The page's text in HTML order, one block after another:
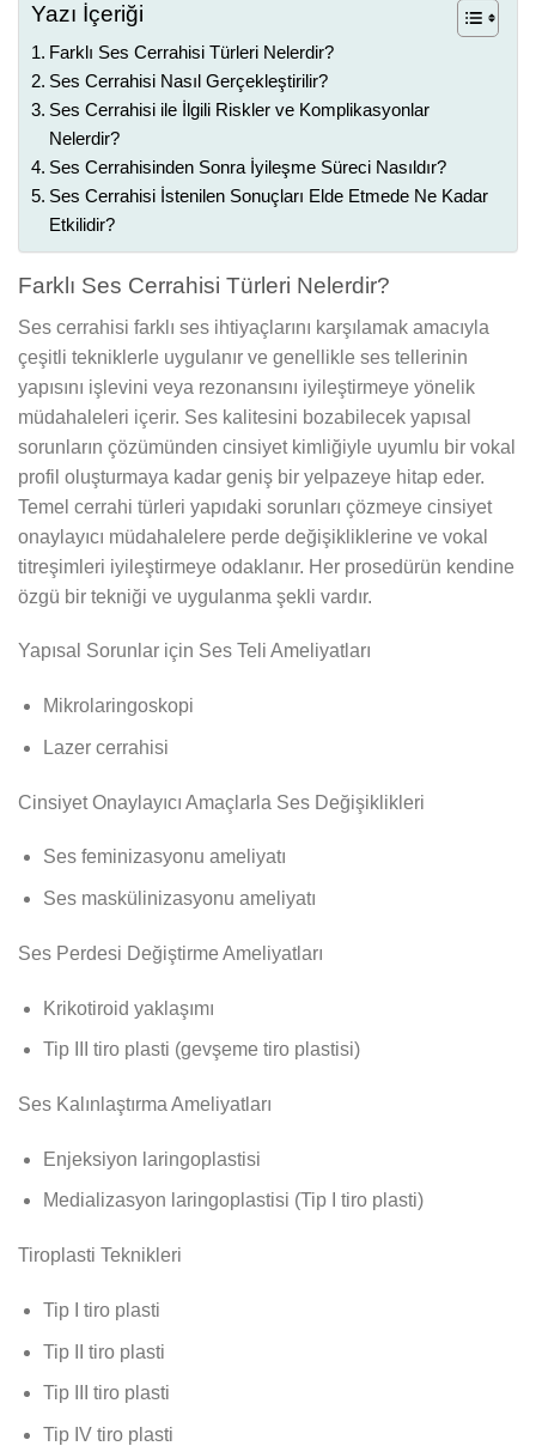
Yazı İçeriği
Farklı Ses Cerrahisi Türleri Nelerdir?
Ses Cerrahisi Nasıl Gerçekleştirilir?
Ses Cerrahisi ile İlgili Riskler ve Komplikasyonlar
Nelerdir?
Ses Cerrahisinden Sonra İyileşme Süreci Nasıldır?
Ses Cerrahisi İstenilen Sonuçları Elde Etmede Ne Kadar
Etkilidir?
Farklı Ses Cerrahisi Türleri Nelerdir?
Ses cerrahisi farklı ses ihtiyaçlarını karşılamak amacıyla
çeşitli tekniklerle uygulanır ve genellikle ses tellerinin
yapısını işlevini veya rezonansını iyileştirmeye yönelik
müdahaleleri içerir. Ses kalitesini bozabilecek yapısal
sorunların çözümünden cinsiyet kimliğiyle uyumlu bir vokal
profil oluşturmaya kadar geniş bir yelpazeye hitap eder.
Temel cerrahi türleri yapıdaki sorunları çözmeye cinsiyet
onaylayıcı müdahalelere perde değişikliklerine ve vokal
titreşimleri iyileştirmeye odaklanır. Her prosedürün kendine
özgü bir tekniği ve uygulanma şekli vardır.
Yapısal Sorunlar için Ses Teli Ameliyatları
Mikrolaringoskopi
Lazer cerrahisi
Cinsiyet Onaylayıcı Amaçlarla Ses Değişiklikleri
Ses feminizasyonu ameliyatı
Ses maskülinizasyonu ameliyatı
Ses Perdesi Değiştirme Ameliyatları
Krikotiroid yaklaşımı
Tip III tiro plasti (gevşeme tiro plastisi)
Ses Kalınlaştırma Ameliyatları
Enjeksiyon laringoplastisi
Medializasyon laringoplastisi (Tip I tiro plasti)
Tiroplasti Teknikleri
Tip I tiro plasti
Tip II tiro plasti
Tip III tiro plasti
Tip IV tiro plasti